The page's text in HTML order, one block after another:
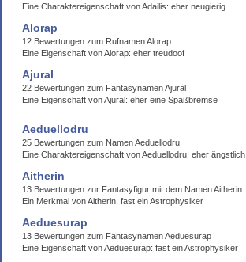
Eine Charaktereigenschaft von Adailis: eher neugierig
Alorap
12 Bewertungen zum Rufnamen Alorap
Eine Eigenschaft von Alorap: eher treudoof
Ajural
22 Bewertungen zum Fantasynamen Ajural
Eine Eigenschaft von Ajural: eher eine Spaßbremse
Aeduellodru
25 Bewertungen zum Namen Aeduellodru
Eine Charaktereigenschaft von Aeduellodru: eher ängstlich
Aitherin
13 Bewertungen zur Fantasyfigur mit dem Namen Aitherin
Ein Merkmal von Aitherin: fast ein Astrophysiker
Aeduesurap
13 Bewertungen zum Fantasynamen Aeduesurap
Eine Eigenschaft von Aeduesurap: fast ein Astrophysiker